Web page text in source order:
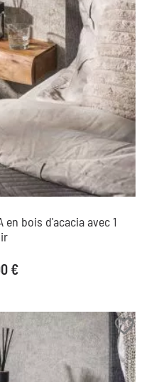
en bois d'acacia avec 1
€
favorite_border